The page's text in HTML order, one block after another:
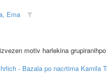
Ema
motiv harlekina
- Bazala po nacrtima Kamila